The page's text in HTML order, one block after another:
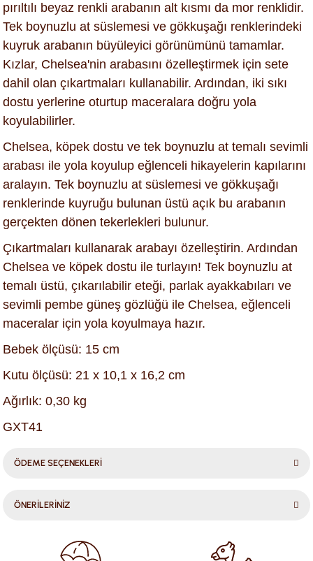
pırıltılı beyaz renkli arabanın alt kısmı da mor renklidir.
Tek boynuzlu at süslemesi ve gökkuşağı renklerindeki
kuyruk arabanın büyüleyici görünümünü tamamlar.
Kızlar, Chelsea'nin arabasını özelleştirmek için sete
dahil olan çıkartmaları kullanabilir. Ardından, iki sıkı
dostu yerlerine oturtup maceralara doğru yola
koyulabilirler.
Chelsea, köpek dostu ve tek boynuzlu at temalı sevimli
arabası ile yola koyulup eğlenceli hikayelerin kapılarını
aralayın. Tek boynuzlu at süslemesi ve gökkuşağı
renklerinde kuyruğu bulunan üstü açık bu arabanın
gerçekten dönen tekerlekleri bulunur.
Çıkartmaları kullanarak arabayı özelleştirin. Ardından
Chelsea ve köpek dostu ile turlayın! Tek boynuzlu at
temalı üstü, çıkarılabilir eteği, parlak ayakkabıları ve
sevimli pembe güneş gözlüğü ile Chelsea, eğlenceli
maceralar için yola koyulmaya hazır.
Bebek ölçüsü: 15 cm
Kutu ölçüsü: 21 x 10,1 x 16,2 cm
Ağırlık: 0,30 kg
GXT41
ÖDEME SEÇENEKLERİ
ÖNERİLERİNİZ
konularda yetersiz gördüğünüz noktaları öneri formunu